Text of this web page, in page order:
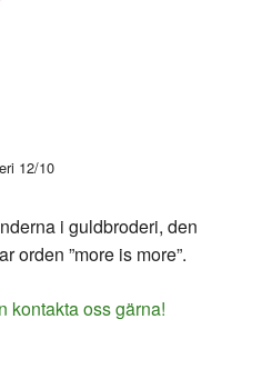
12/10
i guldbroderi, den
orden ”more is more”.
kontakta oss gärna!